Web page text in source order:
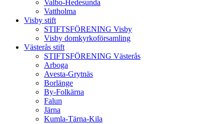
Valbo-Hedesunda
Vattholma
Visby stift
STIFTSFÖRENING Visby
Visby domkyrkoförsamling
Västerås stift
STIFTSFÖRENING Västerås
Arboga
Avesta-Grytnäs
Borlänge
By-Folkärna
Falun
Järna
Kumla-Tärna-Kila